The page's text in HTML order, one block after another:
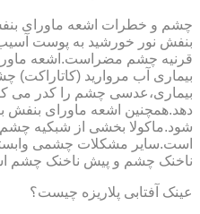
چشم و خطرات اشعه ماورای
بنفش نور خورشید به پوست
بیماری آب مروارید (کاتاراکت)
بیماری،عدسی چشم را کدر می
دهد.همچنین اشعه ماورای بنفش
شود.ماکولا بخشی از شبکیه
است.سایر مشکلات چشمی
ناخنک چشم و پیش ناخنک چشم
عینک آفتابی پلاریزه چیست؟